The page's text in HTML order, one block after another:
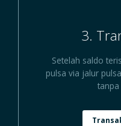
3.
Setelah saldo
pulsa via jalur